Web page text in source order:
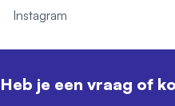
Instagram
Heb je een vraag of